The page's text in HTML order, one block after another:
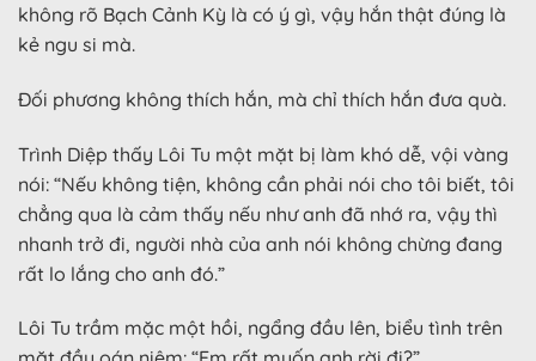
không rõ Bạch Cảnh Kỳ là có ý gì, vậy hắn thật đúng là
kẻ ngu si mà.
Đối phương không thích hắn, mà chỉ thích hắn đưa quà.
Trình Diệp thấy Lôi Tu một mặt bị làm khó dễ, vội vàng
nói: “Nếu không tiện, không cần phải nói cho tôi biết, tôi
chẳng qua là cảm thấy nếu như anh đã nhớ ra, vậy thì
nhanh trở đi, người nhà của anh nói không chừng đang
rất lo lắng cho anh đó.”
Lôi Tu trầm mặc một hồi, ngẩng đầu lên, biểu tình trên